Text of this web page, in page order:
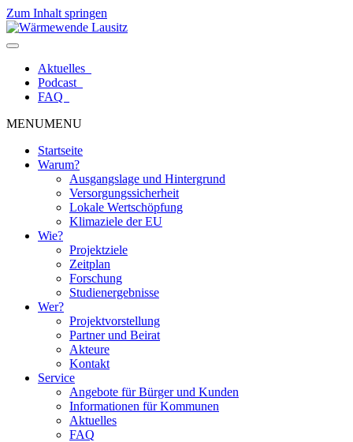
Zum Inhalt springen
Aktuelles
Podcast
FAQ
MENUMENU
Startseite
Warum?
Ausgangslage und Hintergrund
Versorgungssicherheit
Lokale Wertschöpfung
Klimaziele der EU
Wie?
Projektziele
Zeitplan
Forschung
Studienergebnisse
Wer?
Projektvorstellung
Partner und Beirat
Akteure
Kontakt
Service
Angebote für Bürger und Kunden
Informationen für Kommunen
Aktuelles
FAQ